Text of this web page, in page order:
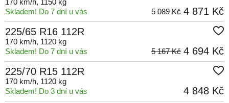
170 km/h, 1150 kg
Skladem! Do 7 dní u vás
4 871 Kč
5 089 Kč
225/65 R16 112R
170 km/h, 1120 kg
Skladem! Do 7 dní u vás
4 694 Kč
5 167 Kč
225/70 R15 112R
170 km/h, 1120 kg
Skladem! Do 3 dní u vás
4 848 Kč